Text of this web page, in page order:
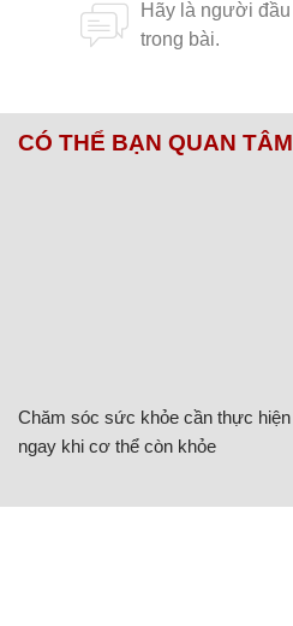
CÓ THỂ BẠN QUAN TÂM
Chăm sóc sức khỏe cần thực hiện
ngay khi cơ thể còn khỏe